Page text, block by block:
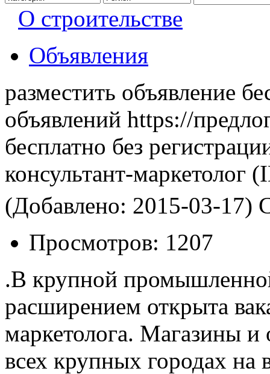
О строительстве
Объявления
разместить объявление
объявлений https://
бесплатно без
консультант-маркетолог
(Добавлено: 2015-03-17)
Просмотров: 1207
.В крупной
расширением открыта
маркетолога. Магазины
всех крупных городах на